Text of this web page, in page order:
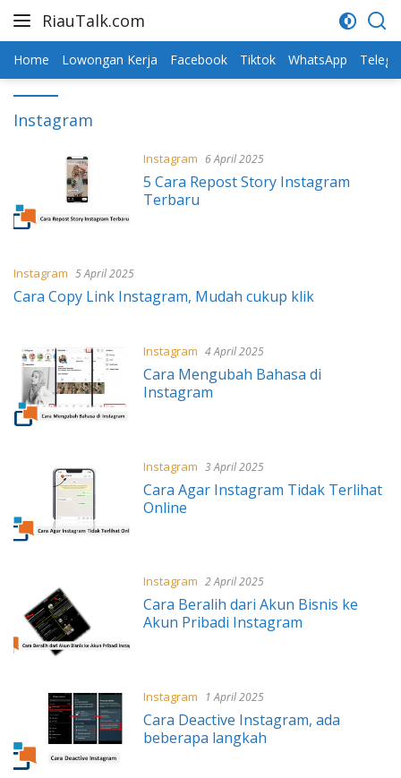
RiauTalk.com
Update
Terkini
Home Lowongan Kerja Facebook Tiktok WhatsApp
Instagram
Instagram 6 April 2025
5 Cara Repost Story Instagram
Terbaru
Instagram 5 April 2025
Cara Copy Link Instagram, Mudah cukup klik
Instagram 4 April 2025
Cara Mengubah Bahasa di
Instagram
Instagram 3 April 2025
Cara Agar Instagram Tidak Terlihat
Online
Instagram 2 April 2025
Cara Beralih dari Akun Bisnis ke
Akun Pribadi Instagram
Instagram 1 April 2025
Cara Deactive Instagram, ada
beberapa langkah